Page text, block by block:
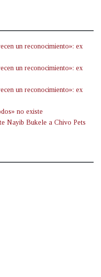
un reconocimiento»: ex
un reconocimiento»: ex
un reconocimiento»: ex
no existe
Nayib Bukele a Chivo Pets